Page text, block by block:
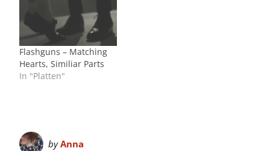
Flashguns – Matching
Hearts, Similiar Parts
In "Platten"
byAnna